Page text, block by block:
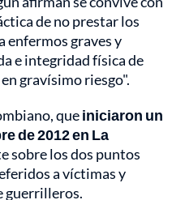
de no prestar los
enfermos graves y
e integridad física de
gravísimo riesgo".
queiniciaron un
de 2012 en La
sobre los dos puntos
a víctimas y
guerrilleros.